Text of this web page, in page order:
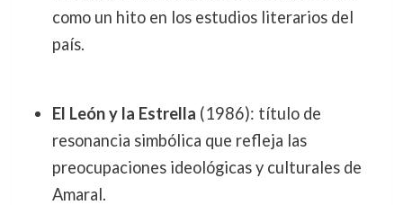
como un hito en los estudios literarios del
país.
El León y la Estrella (1986): título de
resonancia simbólica que refleja las
preocupaciones ideológicas y culturales de
Amaral.